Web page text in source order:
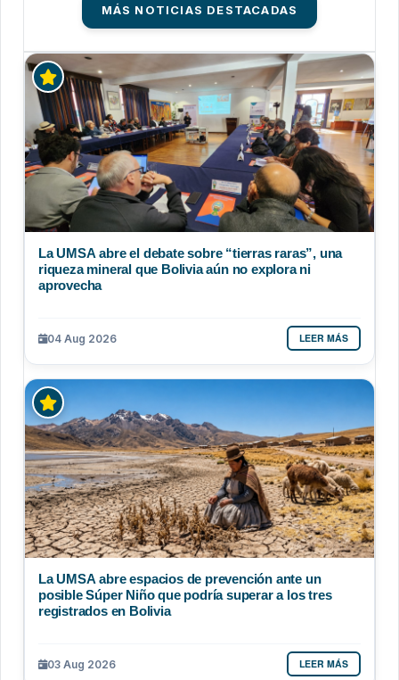
MÁS NOTICIAS DESTACADAS
La UMSA abre el debate sobre “tierras raras”, una
riqueza mineral que Bolivia aún no explora ni
aprovecha
04 Aug 2026 LEER MÁS
La UMSA abre espacios de prevención ante un
posible Súper Niño que podría superar a los tres
registrados en Bolivia
03 Aug 2026 LEER MÁS